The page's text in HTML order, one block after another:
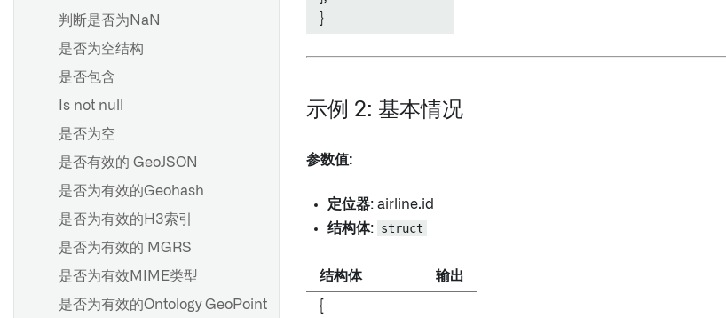
判断是否为NaN
是否为空结构
是否包含
Is not null
是否为空
是否有效的 GeoJSON
是否为有效的Geohash
是否为有效的H3索引
是否为有效的 MGRS
是否为有效MIME类型
是否为有效的Ontology GeoPoint
}
示例 2: 基本情况
参数值:
定位器: airline.id
结构体: struct
结构体 输出
{